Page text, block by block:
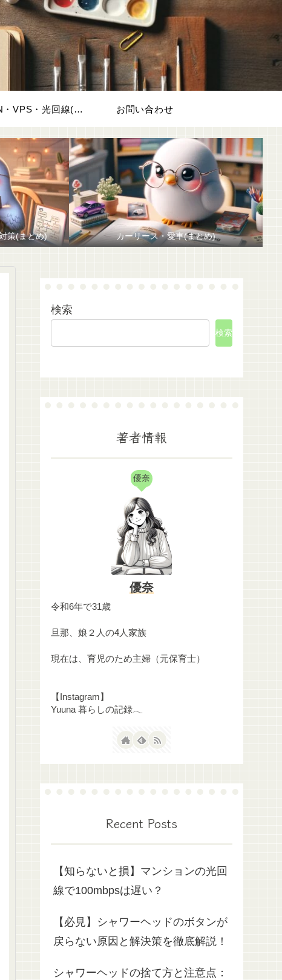
VPN・VPS・光回線(WiFi) お問い合わせ
策(まとめ) カーリース・愛車(まとめ)
検索
検索
著者情報
優奈
優奈
令和6年で31歳
旦那、娘２人の4人家族
現在は、育児のため主婦（元保育士）
【Instagram】
Yuuna 暮らしの記録𓂃
Recent Posts
【知らないと損】マンションの光回
線で100mbpsは遅い？
【必見】シャワーヘッドのボタンが
戻らない原因と解決策を徹底解説！
シャワーヘッドの捨て方と注意点：